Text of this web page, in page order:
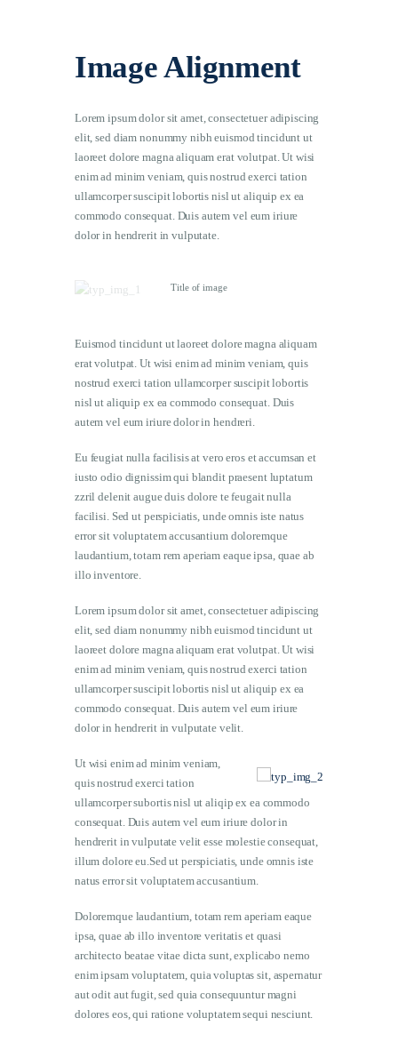
Image Alignment
Lorem ipsum dolor sit amet, consectetuer adipiscing
elit, sed diam nonummy nibh euismod tincidunt ut
laoreet dolore magna aliquam erat volutpat. Ut wisi
enim ad minim veniam, quis nostrud exerci tation
ullamcorper suscipit lobortis nisl ut aliquip ex ea
commodo consequat. Duis autem vel eum iriure
dolor in hendrerit in vulputate.
Title of image
Euismod tincidunt ut laoreet dolore magna aliquam
erat volutpat. Ut wisi enim ad minim veniam, quis
nostrud exerci tation ullamcorper suscipit lobortis
nisl ut aliquip ex ea commodo consequat. Duis
autem vel eum iriure dolor in hendreri.
Eu feugiat nulla facilisis at vero eros et accumsan et
iusto odio dignissim qui blandit praesent luptatum
zzril delenit augue duis dolore te feugait nulla
facilisi. Sed ut perspiciatis, unde omnis iste natus
error sit voluptatem accusantium doloremque
laudantium, totam rem aperiam eaque ipsa, quae ab
illo inventore.
Lorem ipsum dolor sit amet, consectetuer adipiscing
elit, sed diam nonummy nibh euismod tincidunt ut
laoreet dolore magna aliquam erat volutpat. Ut wisi
enim ad minim veniam, quis nostrud exerci tation
ullamcorper suscipit lobortis nisl ut aliquip ex ea
commodo consequat. Duis autem vel eum iriure
dolor in hendrerit in vulputate velit.
Ut wisi enim ad minim veniam,
quis nostrud exerci tation
ullamcorper subortis nisl ut aliqip ex ea commodo
consequat. Duis autem vel eum iriure dolor in
hendrerit in vulputate velit esse molestie consequat,
illum dolore eu.Sed ut perspiciatis, unde omnis iste
natus error sit voluptatem accusantium.
Doloremque laudantium, totam rem aperiam eaque
ipsa, quae ab illo inventore veritatis et quasi
architecto beatae vitae dicta sunt, explicabo nemo
enim ipsam voluptatem, quia voluptas sit, aspernatur
aut odit aut fugit, sed quia consequuntur magni
dolores eos, qui ratione voluptatem sequi nesciunt.